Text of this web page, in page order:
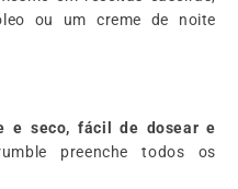
ou um creme de noite
e seco, fácil de dosear e
preenche todos os